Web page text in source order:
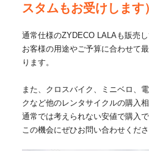
スタムもお受けします）
通常仕様のZYDECO LALAも販売し
お客様の用途やご予算に合わせて
ります。
また、クロスバイク、ミニベロ、
クなど他のレンタサイクルの購入
通常では考えられない安値で購入
この機会にぜひお問い合わせくださ